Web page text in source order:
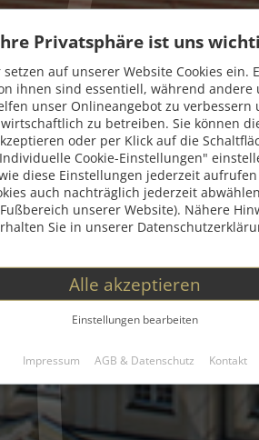
Privatsphäre ist uns
setzen auf unserer Website Cookies ein.
ihnen sind essentiell, während andere
unser Onlineangebot zu verbessern
wirtschaftlich zu betreiben. Sie können
oder per Klick auf die
Cookie-Einstellungen"
diese Einstellungen jederzeit
auch nachträglich jederzeit
unserer Website). Nähere
Sie in unserer
Alle akzeptieren
Einstellungen bearbeiten
Impressum AGB & Datenschutz Kontakt